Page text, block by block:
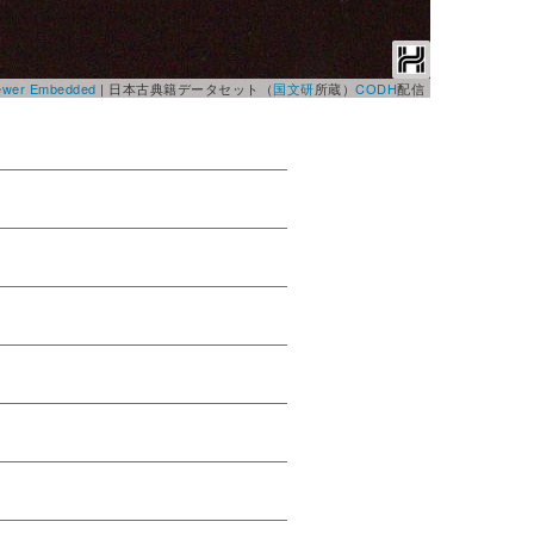
Embedded | 日本古典籍データセット（国文研所蔵） CODH配信